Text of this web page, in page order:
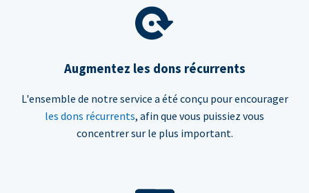
Augmentez les dons récurrents
L'ensemble de notre service a été conçu pour encourager
les dons récurrents, afin que vous puissiez vous
concentrer sur le plus important.